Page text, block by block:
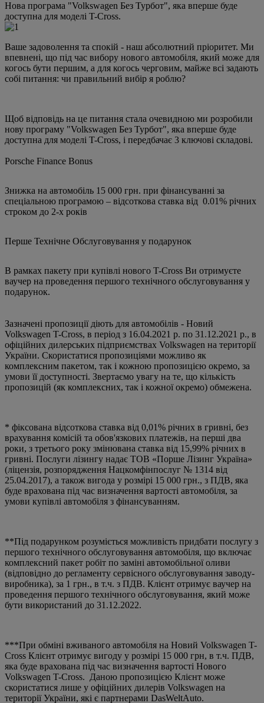
Нова програма "Volkswagen Без Турбот", яка вперше буде
доступна для моделі T-Cross.
Ваше задоволення та спокій - наш абсолютний пріоритет. Ми
впевнені, що під час вибору нового автомобіля, який може для
когось бути першим, а для когось черговим, майже всі задають
собі питання: чи правильний вибір я роблю?
Щоб відповідь на це питання стала очевидною ми розробили
нову програму "Volkswagen Без Турбот", яка вперше буде
доступна для моделі T-Cross, і передбачає 3 ключові складові.
Porsche Finance Bonus
Знижка на автомобіль 15 000 грн. при фінансуванні за
спеціальною програмою – відсоткова ставка від 0.01% річних
строком до 2-х років
Перше Технічне Обслуговування у подарунок
В рамках пакету при купівлі нового T-Cross Ви отримуєте
ваучер на проведення першого технічного обслуговування у
подарунок.
Зазначені пропозиції діють для автомобілів - Новий
Volkswagen T-Cross, в період з 16.04.2021 р. по 31.12.2021 р., в
офіційних дилерських підприємствах Volkswagen на території
України. Скористатися пропозиціями можливо як
комплексним пакетом, так і кожною пропозицією окремо, за
умови її доступності. Звертаємо увагу на те, що кількість
пропозицій (як комплексних, так і кожної окремо) обмежена.
* фіксована відсоткова ставка від 0,01% річних в гривні, без
врахування комісій та обов'язкових платежів, на перші два
роки, з третього року змінювана ставка від 15,99% річних в
гривні. Послуги лізингу надає ТОВ «Порше Лізинг Україна»
(ліцензія, розпорядження Нацкомфінпослуг № 1314 від
25.04.2017), а також вигода у розмірі 15 000 грн., з ПДВ, яка
буде врахована під час визначення вартості автомобіля, за
умови купівлі автомобіля з фінансуванням.
**Під подарунком розуміється можливість придбати послугу з
першого технічного обслуговування автомобіля, що включає
комплексний пакет робіт по заміні автомобільної оливи
(відповідно до регламенту сервісного обслуговування заводу-
виробника), за 1 грн., в т.ч. з ПДВ. Клієнт отримує ваучер на
проведення першого технічного обслуговування, який може
бути використаний до 31.12.2022.
***При обміні вживаного автомобіля на Новий Volkswagen T-
Cross Клієнт отримує вигоду у розмірі 15 000 грн, в т.ч. ПДВ,
яка буде врахована під час визначення вартості Нового
Volkswagen T-Cross. Даною пропозицією Клієнт може
скористатися лише у офіційних дилерів Volkswagen на
території України, які є партнерами DasWeltAuto.